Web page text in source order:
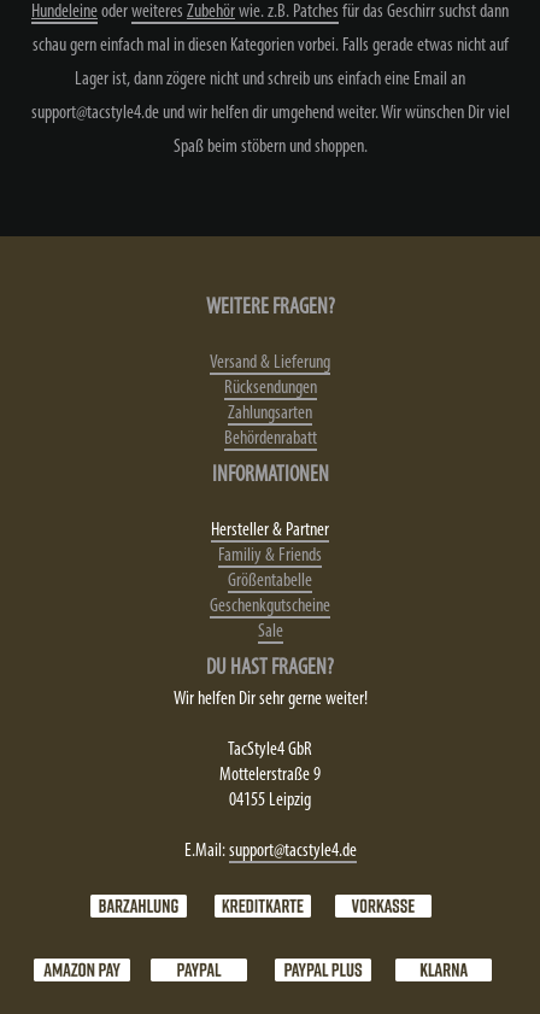
Hundeleineoderweiteres Zubehörwie. z.B. Patches für das Geschirr suchst dann
schau gern einfach mal in diesen Kategorien vorbei. Falls gerade etwas nicht auf
Lager ist, dann zögere nicht und schreib uns einfach eine Email an
support@tacstyle4.de und wir helfen dir umgehend weiter. Wir wünschen Dir viel
Spaß beim stöbern und shoppen.
WEITERE FRAGEN?
Versand & Lieferung
Rücksendungen
Zahlungsarten
Behördenrabatt
INFORMATIONEN
Hersteller & Partner
Familiy & Friends
Größentabelle
Geschenkgutscheine
Sale
DU HAST FRAGEN?
Wir helfen Dir sehr gerne weiter!
TacStyle4 GbR
Mottelerstraße 9
04155 Leipzig
E.Mail:support@tacstyle4.de